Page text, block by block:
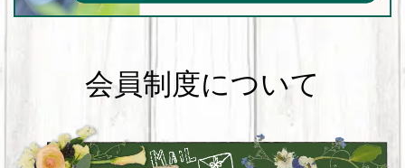
会員制度について